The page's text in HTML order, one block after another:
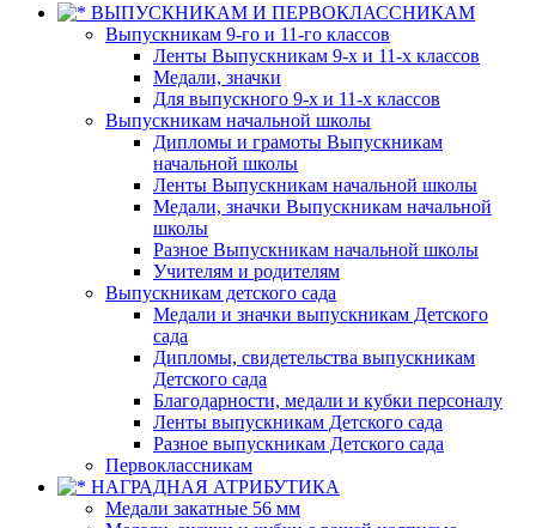
ВЫПУСКНИКАМ И ПЕРВОКЛАССНИКАМ
Выпускникам 9-го и 11-го классов
Ленты Выпускникам 9-х и 11-х классов
Медали, значки
Для выпускного 9-х и 11-х классов
Выпускникам начальной школы
Дипломы и грамоты Выпускникам
начальной школы
Ленты Выпускникам начальной школы
Медали, значки Выпускникам начальной
школы
Разное Выпускникам начальной школы
Учителям и родителям
Выпускникам детского сада
Медали и значки выпускникам Детского
сада
Дипломы, свидетельства выпускникам
Детского сада
Благодарности, медали и кубки персоналу
Ленты выпускникам Детского сада
Разное выпускникам Детского сада
Первоклассникам
НАГРАДНАЯ АТРИБУТИКА
Медали закатные 56 мм